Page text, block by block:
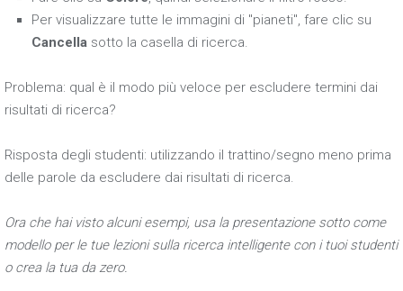
Per visualizzare tutte le immagini di "pianeti", fare clic su
Cancella sotto la casella di ricerca.
Problema: qual è il modo più veloce per escludere termini dai
risultati di ricerca?
Risposta degli studenti: utilizzando il trattino/segno meno prima
delle parole da escludere dai risultati di ricerca.
Ora che hai visto alcuni esempi, usa la presentazione sotto come
modello per le tue lezioni sulla ricerca intelligente con i tuoi studenti
o crea la tua da zero.